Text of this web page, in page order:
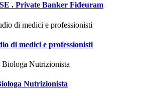
. Private Banker Fideuram
di medici e professionisti
Nutrizionista